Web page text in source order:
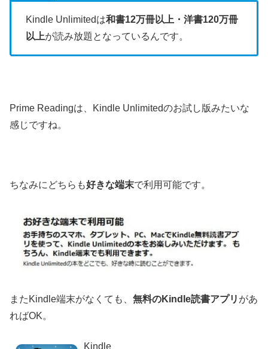
Kindle Unlimitedは和書12万冊以上・洋書120万冊
以上が読み放題となっているんです。
Prime Readingは、Kindle Unlimitedのお試し版みたいな
感じですね。
ちなみにどちらも好きな端末で利用可能です。
またKindle端末がなくても、 無料のKindle読書アプリ があ
ればOK。
Kindle